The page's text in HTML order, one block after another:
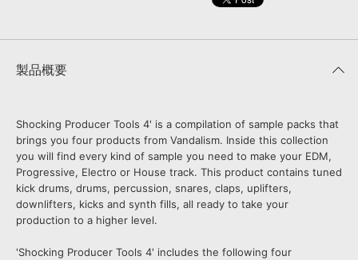
製品概要
Shocking Producer Tools 4' is a compilation of sample packs that
brings you four products from Vandalism. Inside this collection
you will find every kind of sample you need to make your EDM,
Progressive, Electro or House track. This product contains tuned
kick drums, drums, percussion, snares, claps, uplifters,
downlifters, kicks and synth fills, all ready to take your
production to a higher level.
'Shocking Producer Tools 4' includes the following four